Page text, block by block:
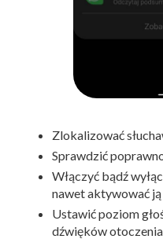
Zlokalizować
Sprawdzić
Włączyć bądź
nawet aktywować ją
Ustawić poziom
dźwięków